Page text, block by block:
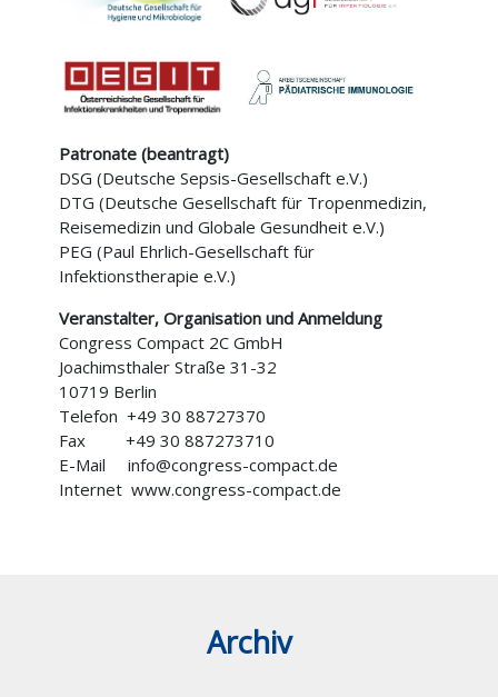
Patronate (beantragt)
DSG (Deutsche Sepsis-Gesellschaft e.V.)
DTG (Deutsche Gesellschaft für Tropenmedizin,
Reisemedizin und Globale Gesundheit e.V.)
PEG (Paul Ehrlich-Gesellschaft für
Infektionstherapie e.V.)
Veranstalter, Organisation und Anmeldung
Congress Compact 2C GmbH
Joachimsthaler Straße 31-32
10719 Berlin
Telefon +49 30 88727370
Fax +49 30 887273710
E-Mail info@congress-compact.de
Internet www.congress-compact.de
Archiv